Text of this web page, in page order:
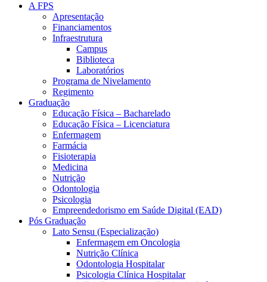
A FPS
Apresentação
Financiamentos
Infraestrutura
Campus
Biblioteca
Laboratórios
Programa de Nivelamento
Regimento
Graduação
Educação Física – Bacharelado
Educação Física – Licenciatura
Enfermagem
Farmácia
Fisioterapia
Medicina
Nutrição
Odontologia
Psicologia
Empreendedorismo em Saúde Digital (EAD)
Pós Graduação
Lato Sensu (Especialização)
Enfermagem em Oncologia
Nutrição Clínica
Odontologia Hospitalar
Psicologia Clínica Hospitalar